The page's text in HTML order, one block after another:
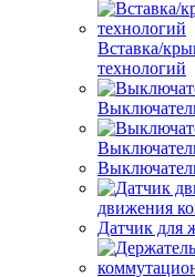
Вставка/
технологий
движения
Датчик для